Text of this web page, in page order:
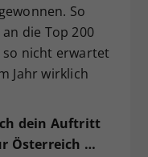
So
die Top 200
so nicht erwartet
Jahr wirklich
dein Auftritt
Österreich …